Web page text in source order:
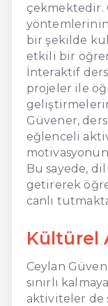
çekmektedir.
yöntemlerinin
bir şekilde
etkili bir
İnteraktif
projeler ile
Güvener,
eğlenceli
Bu sayede,
getirerek
canlı
Kültürel
Ceylan
sınırlı
aktiviteler de